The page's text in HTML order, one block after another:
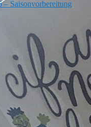
Saisonvorbereitung